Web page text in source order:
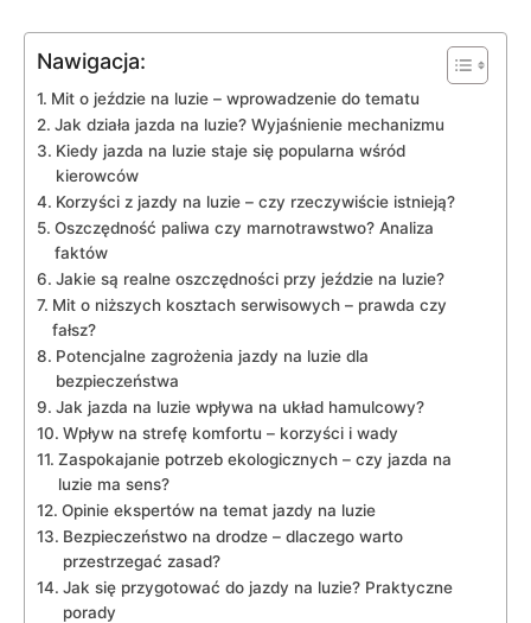
Nawigacja:
Mit o jeździe na luzie – wprowadzenie do tematu
Jak działa jazda na luzie? Wyjaśnienie mechanizmu
Kiedy jazda na luzie staje się popularna wśród
kierowców
Korzyści z jazdy na luzie – czy rzeczywiście istnieją?
Oszczędność paliwa czy marnotrawstwo? Analiza
faktów
Jakie są realne oszczędności przy jeździe na luzie?
Mit o niższych kosztach serwisowych – prawda czy
fałsz?
Potencjalne zagrożenia jazdy na luzie dla
bezpieczeństwa
Jak jazda na luzie wpływa na układ hamulcowy?
Wpływ na strefę komfortu – korzyści i wady
Zaspokajanie potrzeb ekologicznych – czy jazda na
luzie ma sens?
Opinie ekspertów na temat jazdy na luzie
Bezpieczeństwo na drodze – dlaczego warto
przestrzegać zasad?
Jak się przygotować do jazdy na luzie? Praktyczne
porady